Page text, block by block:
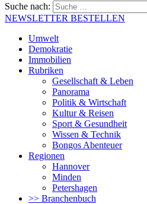
Suche nach:
NEWSLETTER BESTELLEN
Umwelt
Demokratie
Immobilien
Rubriken
Gesellschaft & Leben
Panorama
Politik & Wirtschaft
Kultur & Reisen
Sport & Gesundheit
Wissen & Technik
Bongos Abenteuer
Regionen
Hannover
Minden
Petershagen
>> Branchenbuch